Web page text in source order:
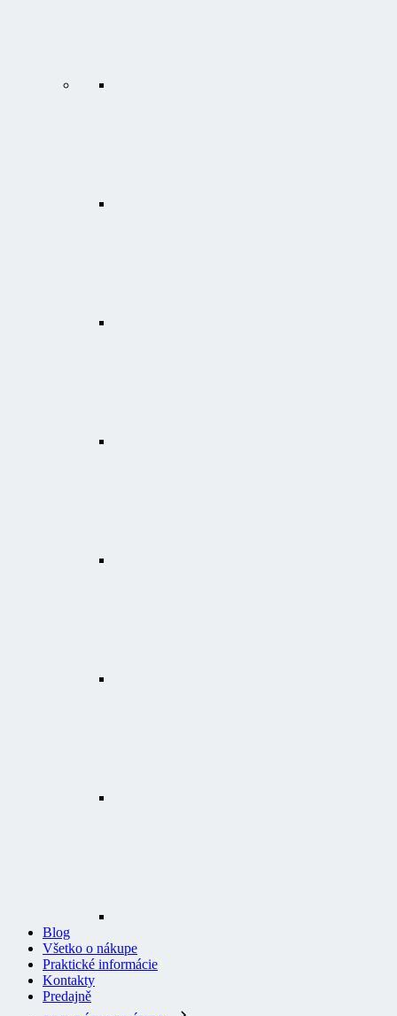
Všetko o nákupe
Praktické informácie
Kontakty
Predajně
PRE ZÁKAZNÍKOV
Vrátenie a reklamácie tovaru